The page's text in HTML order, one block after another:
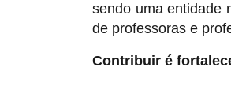
sendo uma entidade
de professoras e
Contribuir é